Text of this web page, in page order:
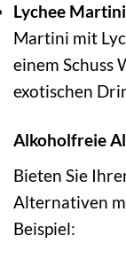
Lychee
Martini mit
einem Schuss
exotischen
Alkoholfreie
Bieten Sie
Alternativen
Beispiel: